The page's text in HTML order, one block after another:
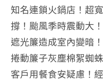
知名連鎖火鍋店！超
撐！颱風季時震動大
遮光簾造成室內變暗
捲動簾子灰塵棉絮蜘
客戶用餐食安疑慮！